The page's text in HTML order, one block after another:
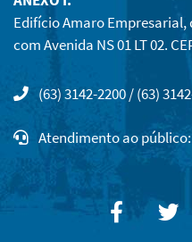
Edifício Amaro Empresarial,
com Avenida NS 01 LT 02.
(63) 3142-2200 / (63)
Atendimento ao público: